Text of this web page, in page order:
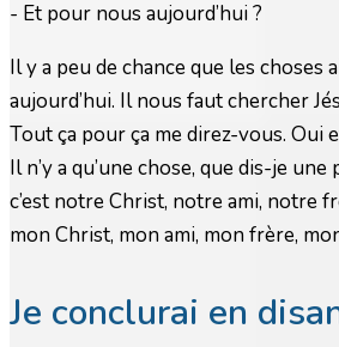
- Et pour nous aujourd’hui ?
Il y a peu de chance que les choses
aujourd’hui. Il nous faut chercher
Tout ça pour ça me direz-vous. Oui
Il n’y a qu’une chose, que dis-je
c’est notre Christ, notre ami, notre
mon Christ, mon ami, mon frère,
Je conclurai en